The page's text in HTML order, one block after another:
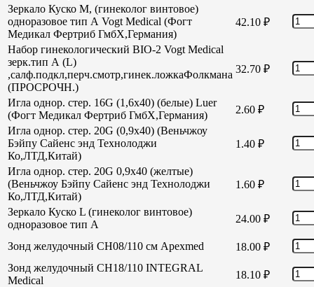
Зеркало Куско М, (гинеколог винтовое)
одноразовое тип А Vogt Medical (Фогт
Медикал Фертриб ГмбХ,Германия)
42.10 ₽
Набор гинекологический BIO-2 Vogt Medical
зерк.тип А (L)
,салф.подкл,перч.смотр,гинек.ложкаФолкмана
(ПРОСРОЧН.)
32.70 ₽
Игла однор. стер. 16G (1,6х40) (белые) Luer
(Фогт Медикал Фертриб ГмбХ,Германия)
2.60 ₽
Игла однор. стер. 20G (0,9х40) (Веньчжоу
Бэйпу Сайенс энд Технолоджи
Ко,ЛТД,Китай)
1.40 ₽
Игла однор. стер. 20G 0,9х40 (желтые)
(Веньчжоу Бэйпу Сайенс энд Технолоджи
Ко,ЛТД,Китай)
1.60 ₽
Зеркало Куско L (гинеколог винтовое)
одноразовое тип А
24.00 ₽
Зонд желудочный СН08/110 см Apexmed 18.00 ₽
Зонд желудочный СН18/110 INTEGRAL
Medical
18.10 ₽